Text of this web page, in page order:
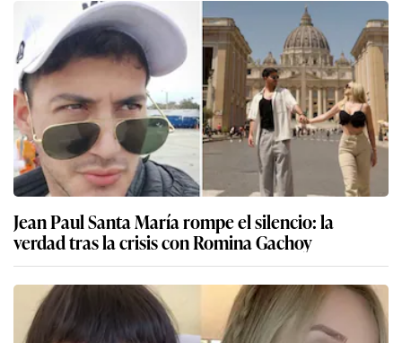
Jean Paul Santa María rompe el silencio: la
verdad tras la crisis con Romina Gachoy